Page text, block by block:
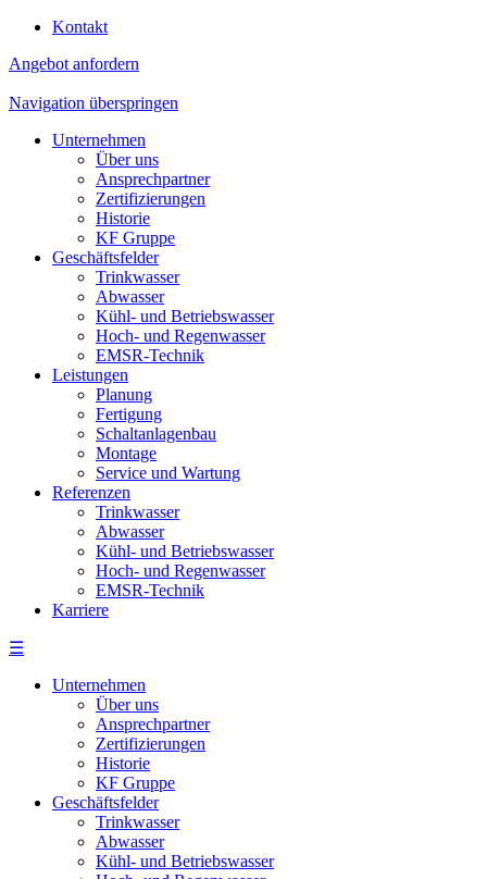
Kontakt
Angebot anfordern
Navigation überspringen
Unternehmen
Über uns
Ansprechpartner
Zertifizierungen
Historie
KF Gruppe
Geschäftsfelder
Trinkwasser
Abwasser
Kühl- und Betriebswasser
Hoch- und Regenwasser
EMSR-Technik
Leistungen
Planung
Fertigung
Schaltanlagenbau
Montage
Service und Wartung
Referenzen
Trinkwasser
Abwasser
Kühl- und Betriebswasser
Hoch- und Regenwasser
EMSR-Technik
Karriere
☰
Unternehmen
Über uns
Ansprechpartner
Zertifizierungen
Historie
KF Gruppe
Geschäftsfelder
Trinkwasser
Abwasser
Kühl- und Betriebswasser